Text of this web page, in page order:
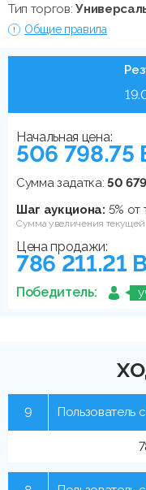
Тип торгов:
Общие правила
Начальная цена:
506 798.75
Сумма задатка:50
Шаг аукциона: 5% от
Сумма увеличения
Цена продажи:
786 211.21
Победитель:
9 Пользователь